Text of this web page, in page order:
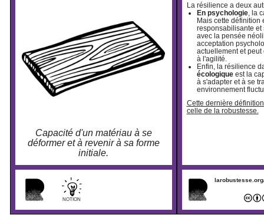
Capacité d'un matériau à se
déformer et à revenir à sa forme
initiale.
NOTION
La résilience a deux
En psychologie, la
Mais cette définition
responsabilisante et
avec la pensée
acceptation
actuellement et
à l'agilité.
Enfin, la résilience
écologiqueest la
à s'adapter et à se
environnement
Cette dernière
celle de la robustesse.